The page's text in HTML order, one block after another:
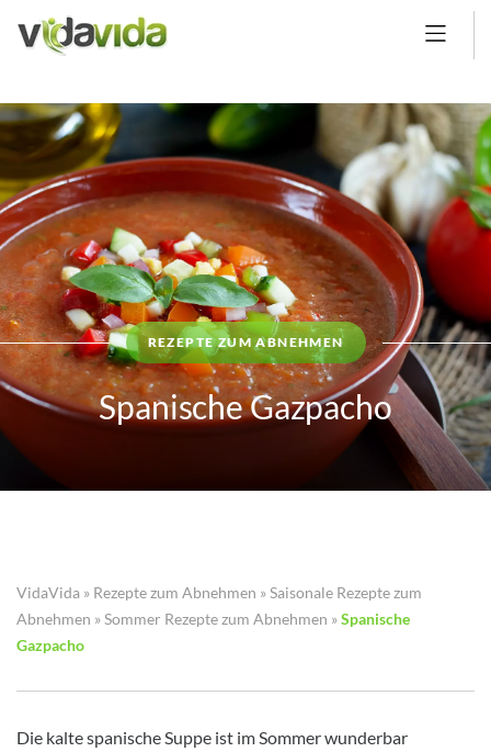
REZEPTE ZUM ABNEHMEN
Spanische Gazpacho
VidaVida » Rezepte zum Abnehmen »Saisonale Rezepte zum
Abnehmen »Sommer Rezepte zum Abnehmen »Spanische
Gazpacho
Die kalte spanische Suppe ist im Sommer wunderbar